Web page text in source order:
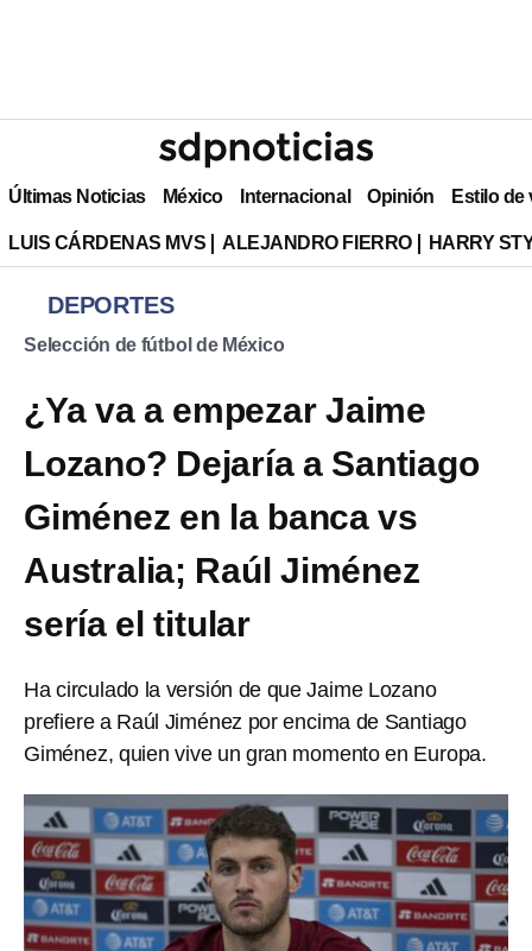
Últimas Noticias México Internacional Opinión Estilo de
LUIS CÁRDENAS MVS ALEJANDRO FIERRO HARRY
DEPORTES
Selección de fútbol de México
¿Ya va a empezar Jaime
Lozano? Dejaría a Santiago
Giménez en la banca vs
Australia; Raúl Jiménez
sería el titular
Ha circulado la versión de que Jaime Lozano
prefiere a Raúl Jiménez por encima de Santiago
Giménez, quien vive un gran momento en Europa.